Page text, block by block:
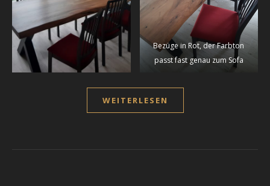
Bezüge in Rot, der Farbton
passt fast genau zum Sofa
WEITERLESEN